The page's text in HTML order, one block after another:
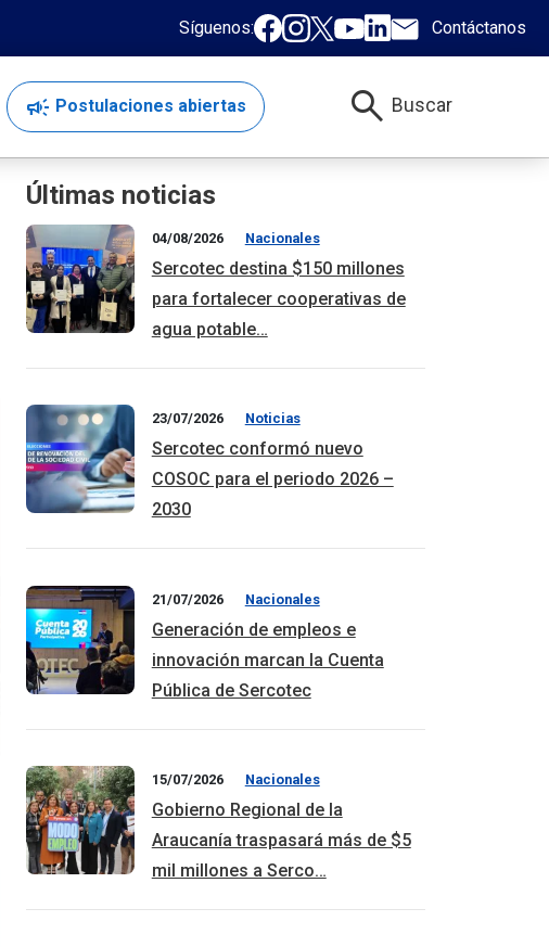
Síguenos: Contáctanos
campaign Postulaciones abiertas search Buscar
Últimas noticias
04/08/2026 Nacionales
Sercotec destina $150 millones
para fortalecer cooperativas de
agua potable…
23/07/2026 Noticias
Sercotec conformó nuevo
COSOC para el periodo 2026 –
2030
21/07/2026 Nacionales
Generación de empleos e
innovación marcan la Cuenta
Pública de Sercotec
15/07/2026 Nacionales
Gobierno Regional de la
Araucanía traspasará más de $5
mil millones a Serco…